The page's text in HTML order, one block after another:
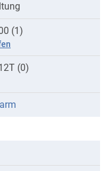
(1)
(0)